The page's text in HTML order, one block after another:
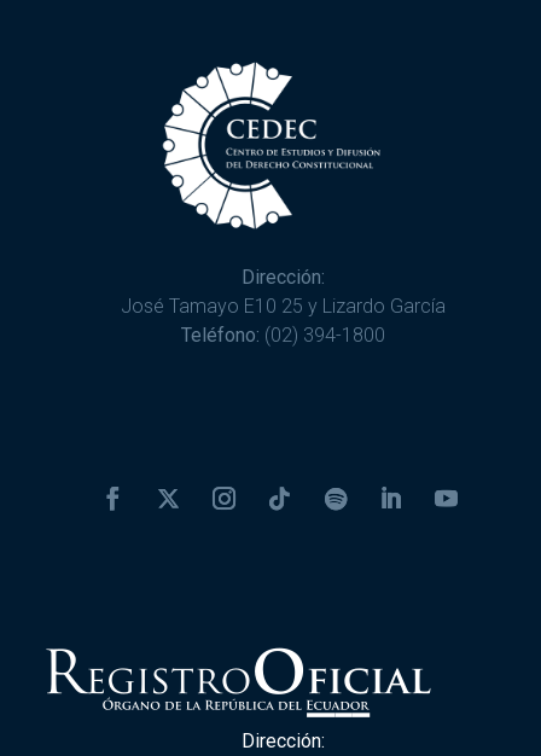
Dirección:
José Tamayo E10 25 y Lizardo García
Teléfono: (02) 394-1800
Dirección: